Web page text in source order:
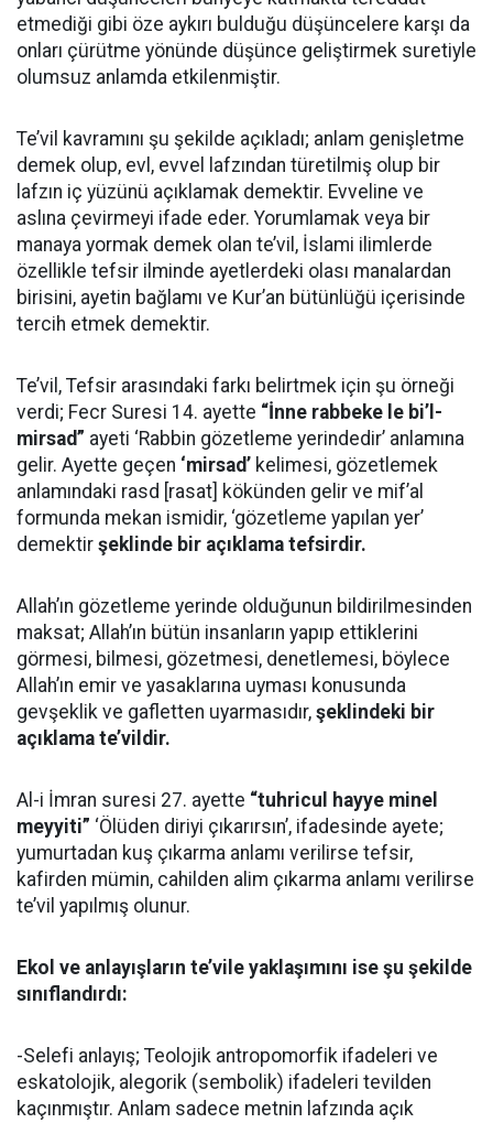
etmediği gibi öze aykırı bulduğu düşüncelere karşı da
onları çürütme yönünde düşünce geliştirmek suretiyle
olumsuz anlamda etkilenmiştir.
Te’vil kavramını şu şekilde açıkladı; anlam genişletme
demek olup, evl, evvel lafzından türetilmiş olup bir
lafzın iç yüzünü açıklamak demektir. Evveline ve
aslına çevirmeyi ifade eder. Yorumlamak veya bir
manaya yormak demek olan te’vil, İslami ilimlerde
özellikle tefsir ilminde ayetlerdeki olası manalardan
birisini, ayetin bağlamı ve Kur’an bütünlüğü içerisinde
tercih etmek demektir.
Te’vil, Tefsir arasındaki farkı belirtmek için şu örneği
verdi; Fecr Suresi 14. ayette “İnne rabbeke le bi’l-
mirsad” ayeti ‘Rabbin gözetleme yerindedir’ anlamına
gelir. Ayette geçen ‘mirsad’ kelimesi, gözetlemek
anlamındaki rasd [rasat] kökünden gelir ve mif’al
formunda mekan ismidir, ‘gözetleme yapılan yer’
demektir şeklinde bir açıklama tefsirdir.
Allah’ın gözetleme yerinde olduğunun bildirilmesinden
maksat; Allah’ın bütün insanların yapıp ettiklerini
görmesi, bilmesi, gözetmesi, denetlemesi, böylece
Allah’ın emir ve yasaklarına uyması konusunda
gevşeklik ve gafletten uyarmasıdır, şeklindeki bir
açıklama te’vildir.
Al-i İmran suresi 27. ayette “tuhricul hayye minel
meyyiti” ‘Ölüden diriyi çıkarırsın’, ifadesinde ayete;
yumurtadan kuş çıkarma anlamı verilirse tefsir,
kafirden mümin, cahilden alim çıkarma anlamı verilirse
te’vil yapılmış olunur.
Ekol ve anlayışların te’vile yaklaşımını ise şu şekilde
sınıflandırdı:
-Selefi anlayış; Teolojik antropomorfik ifadeleri ve
eskatolojik, alegorik (sembolik) ifadeleri tevilden
kaçınmıştır. Anlam sadece metnin lafzında açık